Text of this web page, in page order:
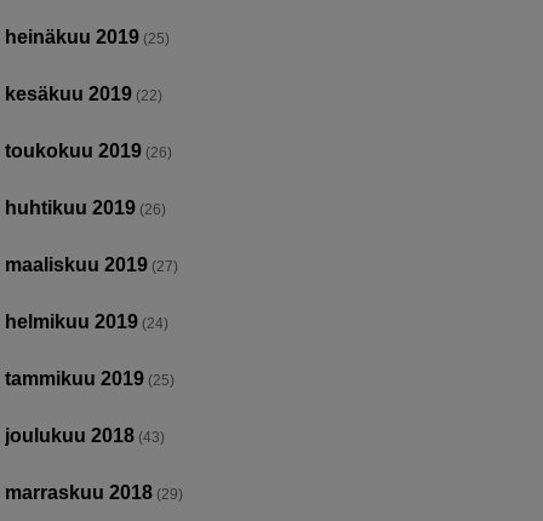
heinäkuu 2019 (25)
kesäkuu 2019 (22)
toukokuu 2019 (26)
huhtikuu 2019 (26)
maaliskuu 2019 (27)
helmikuu 2019 (24)
tammikuu 2019 (25)
joulukuu 2018 (43)
marraskuu 2018 (29)